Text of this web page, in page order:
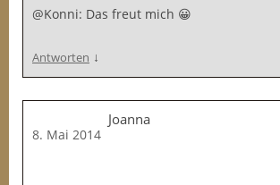
@Konni: Das freut mich 😀
Antworten ↓
Joanna
8. Mai 2014